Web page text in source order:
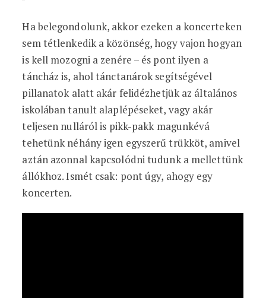
Ha belegondolunk, akkor ezeken a koncerteken
sem tétlenkedik a közönség, hogy vajon hogyan
is kell mozogni a zenére – és pont ilyen a
táncház is, ahol tánctanárok segítségével
pillanatok alatt akár felidézhetjük az általános
iskolában tanult alaplépéseket, vagy akár
teljesen nulláról is pikk-pakk magunkévá
tehetünk néhány igen egyszerű trükköt, amivel
aztán azonnal kapcsolódni tudunk a mellettünk
állókhoz. Ismét csak: pont úgy, ahogy egy
koncerten.